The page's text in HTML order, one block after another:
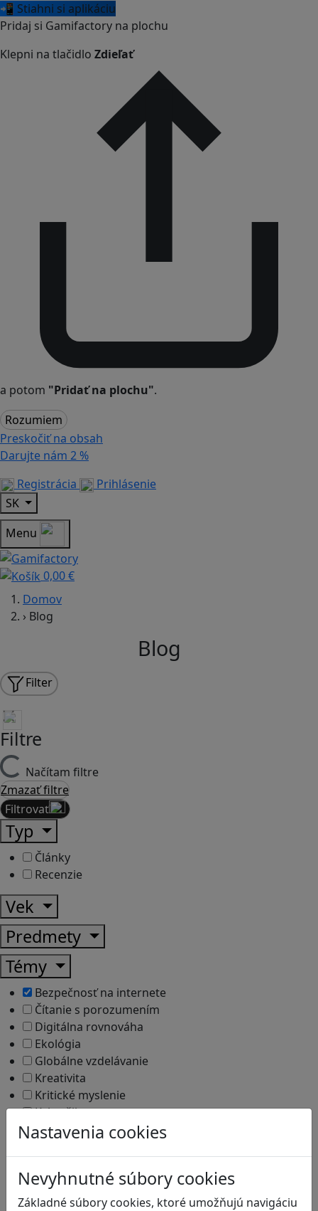
📲 Stiahni si aplikáciu
Pridaj si Gamifactory na plochu
Klepni na tlačidlo Zdieľať
a potom "Pridať na plochu".
Rozumiem
Preskočiť na obsah
Darujte nám 2 %
Registrácia
Prihlásenie
SK
Menu
0,00 €
Nastavenia cookies
Nevyhnutné súbory cookies
Základné súbory cookies, ktoré umožňujú navigáciu
Domov
› Blog
Blog
Filter
Filtre
Načítam filtre
Zmazať filtre
Filtrovať
Typ
Články
Recenzie
Vek
Predmety
Témy
Bezpečnosť na internete
Čítanie s porozumením
Digitálna rovnováha
Ekológia
Globálne vzdelávanie
Kreativita
Kritické myslenie
Kyberšikana
Logické myslenie
Programovanie/Technika
Sociálne zručnosti a kooperácia